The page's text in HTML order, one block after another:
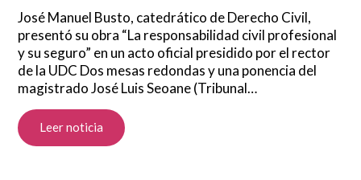
José Manuel Busto, catedrático de Derecho Civil,
presentó su obra “La responsabilidad civil profesional
y su seguro” en un acto oficial presidido por el rector
de la UDC Dos mesas redondas y una ponencia del
magistrado José Luis Seoane (Tribunal…
Leer noticia